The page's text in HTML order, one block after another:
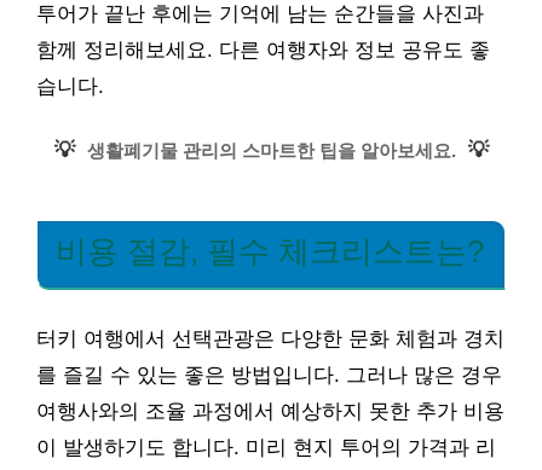
투어가 끝난 후에는 기억에 남는 순간들을 사진과
함께 정리해보세요. 다른 여행자와 정보 공유도 좋
습니다.
💡 생활폐기물 관리의 스마트한 팁을 알아보세요. 💡
비용 절감, 필수 체크리스트는?
터키 여행에서 선택관광은 다양한 문화 체험과 경치
를 즐길 수 있는 좋은 방법입니다. 그러나 많은 경우
여행사와의 조율 과정에서 예상하지 못한 추가 비용
이 발생하기도 합니다. 미리 현지 투어의 가격과 리